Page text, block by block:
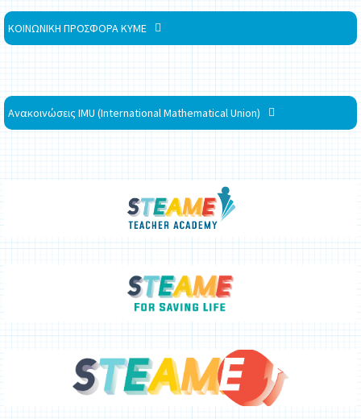
ΚΟΙΝΩΝΙΚΗ ΠΡΟΣΦΟΡΑ ΚΥΜΕ
Ανακοινώσεις IMU (International Mathematical Union)